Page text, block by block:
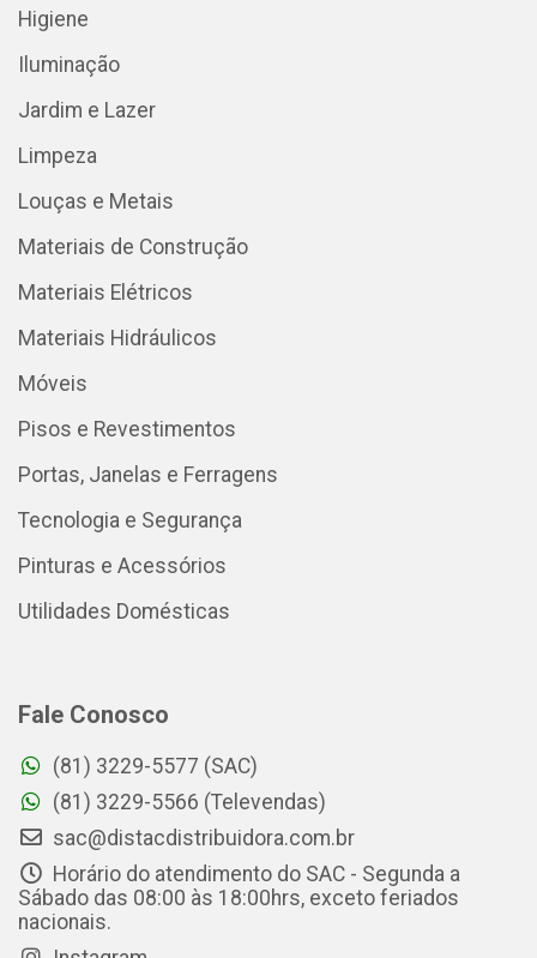
Higiene
Iluminação
Jardim e Lazer
Limpeza
Louças e Metais
Materiais de Construção
Materiais Elétricos
Materiais Hidráulicos
Móveis
Pisos e Revestimentos
Portas, Janelas e Ferragens
Tecnologia e Segurança
Pinturas e Acessórios
Utilidades Domésticas
Fale Conosco
(81) 3229-5577 (SAC)
(81) 3229-5566 (Televendas)
sac@distacdistribuidora.com.br
Horário do atendimento do SAC - Segunda a
Sábado das 08:00 às 18:00hrs, exceto feriados
nacionais.